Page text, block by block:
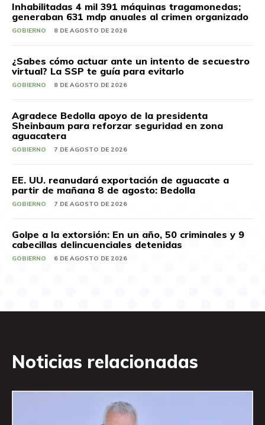
Inhabilitadas 4 mil 391 máquinas tragamonedas;
generaban 631 mdp anuales al crimen organizado
GOBIERNO 8 DE AGOSTO DE 2026
¿Sabes cómo actuar ante un intento de secuestro
virtual? La SSP te guía para evitarlo
GOBIERNO 8 DE AGOSTO DE 2026
Agradece Bedolla apoyo de la presidenta
Sheinbaum para reforzar seguridad en zona
aguacatera
GOBIERNO 7 DE AGOSTO DE 2026
EE. UU. reanudará exportación de aguacate a
partir de mañana 8 de agosto: Bedolla
GOBIERNO 7 DE AGOSTO DE 2026
Golpe a la extorsión: En un año, 50 criminales y 9
cabecillas delincuenciales detenidas
GOBIERNO 6 DE AGOSTO DE 2026
Noticias relacionadas